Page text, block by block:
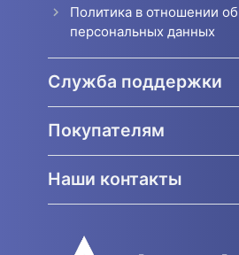
Политика в отношении
персональных данных
Служба поддержки
Покупателям
Наши контакты